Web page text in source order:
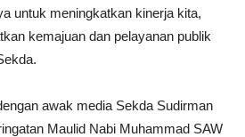
untuk meningkatkan kinerja kita,
kemajuan dan pelayanan publik
awak media Sekda Sudirman
Maulid Nabi Muhammad SAW